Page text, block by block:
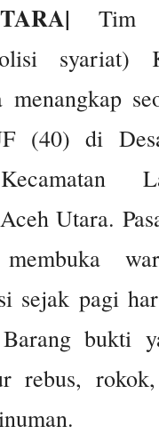
Tim
syariat)
(40) di
Utara.
sejak pagi
bukti
rebus,